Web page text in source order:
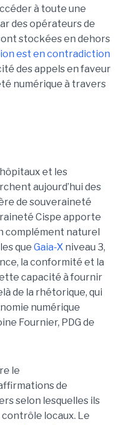
à toute une
des opérateurs de
stockées en dehors
est en contradiction
des appels en faveur
numérique à travers
et les
aujourd’hui des
de souveraineté
Cispe apporte
complément naturel
que Gaia-Xniveau 3,
la conformité et la
capacité à fournir
de la rhétorique, qui
numérique
Fournier, PDG de
le
de
selon lesquelles ils
locaux. Le